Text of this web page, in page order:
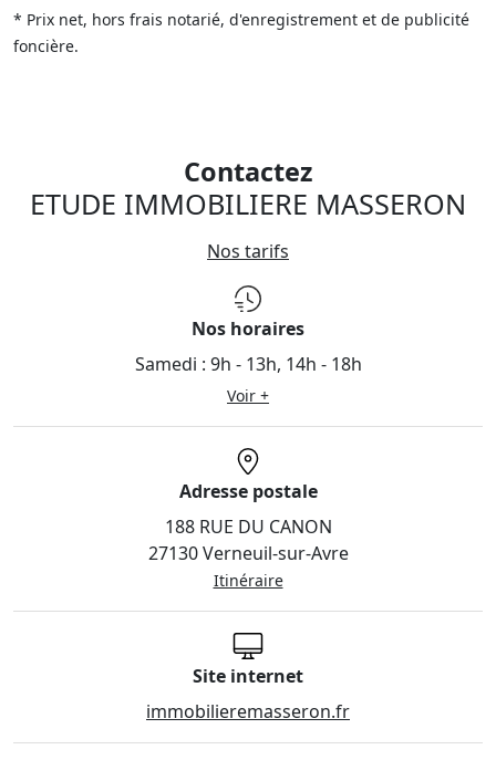
* Prix net, hors frais notarié, d'enregistrement et de publicité
foncière.
Contactez
ETUDE IMMOBILIERE MASSERON
Nos tarifs
Nos horaires
Samedi : 9h - 13h, 14h - 18h
Voir +
Adresse postale
188 RUE DU CANON
27130 Verneuil-sur-Avre
Itinéraire
Site internet
immobilieremasseron.fr